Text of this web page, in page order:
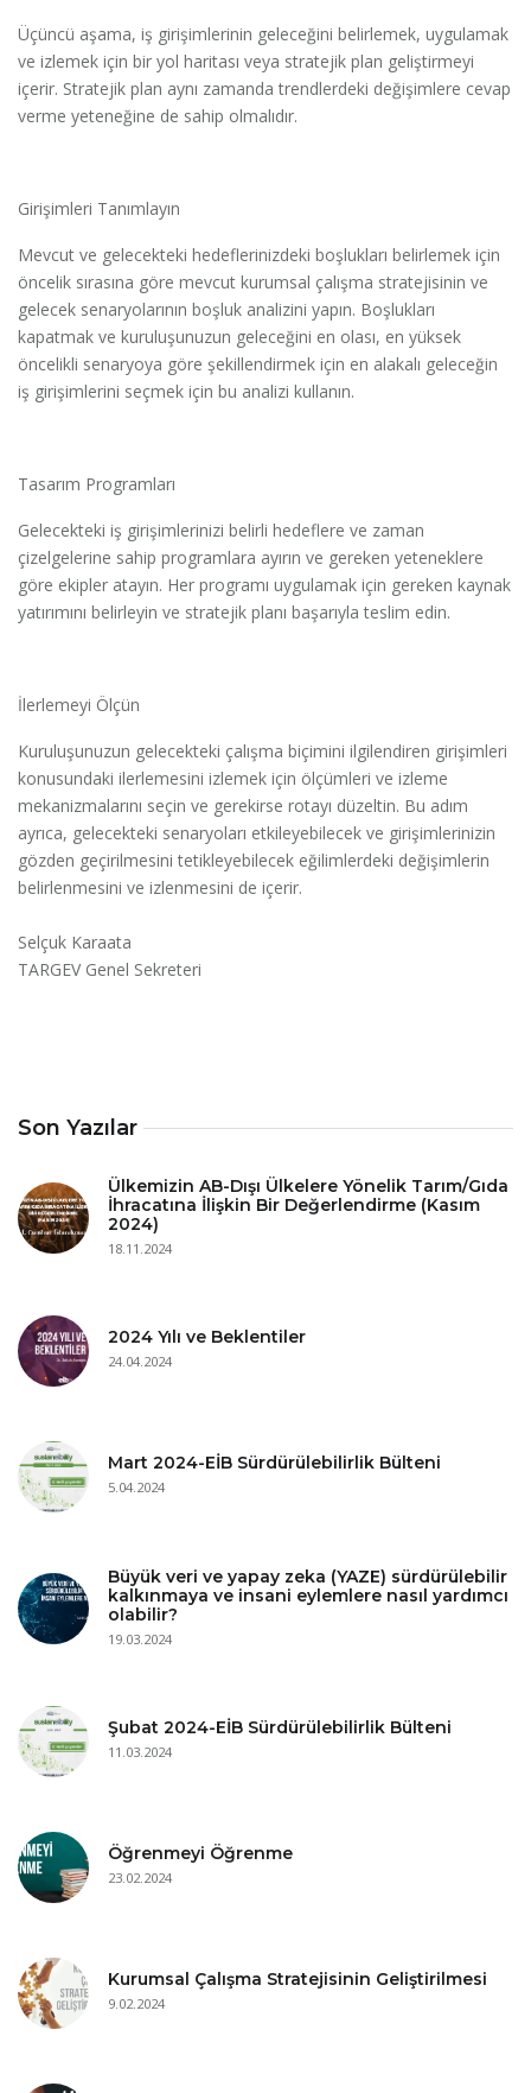
Son Yazılar
Ülkemizin AB-Dışı Ülkelere Yönelik Tarım/Gıda
İhracatına İlişkin Bir Değerlendirme (Kasım
2024)
18.11.2024
2024 Yılı ve Beklentiler
24.04.2024
Mart 2024-EİB Sürdürülebilirlik Bülteni
5.04.2024
Büyük veri ve yapay zeka (YAZE) sürdürülebilir
kalkınmaya ve insani eylemlere nasıl yardımcı
olabilir?
19.03.2024
Şubat 2024-EİB Sürdürülebilirlik Bülteni
11.03.2024
Öğrenmeyi Öğrenme
23.02.2024
Kurumsal Çalışma Stratejisinin Geliştirilmesi
9.02.2024
Üçüncü aşama, iş girişimlerinin geleceğini belirlemek, uygulamak
ve izlemek için bir yol haritası veya stratejik plan geliştirmeyi
içerir. Stratejik plan aynı zamanda trendlerdeki değişimlere cevap
verme yeteneğine de sahip olmalıdır.
Girişimleri Tanımlayın
Mevcut ve gelecekteki hedeflerinizdeki boşlukları belirlemek için
öncelik sırasına göre mevcut kurumsal çalışma stratejisinin ve
gelecek senaryolarının boşluk analizini yapın. Boşlukları
kapatmak ve kuruluşunuzun geleceğini en olası, en yüksek
öncelikli senaryoya göre şekillendirmek için en alakalı geleceğin
iş girişimlerini seçmek için bu analizi kullanın.
Tasarım Programları
Gelecekteki iş girişimlerinizi belirli hedeflere ve zaman
çizelgelerine sahip programlara ayırın ve gereken yeteneklere
göre ekipler atayın. Her programı uygulamak için gereken kaynak
yatırımını belirleyin ve stratejik planı başarıyla teslim edin.
İlerlemeyi Ölçün
Kuruluşunuzun gelecekteki çalışma biçimini ilgilendiren girişimleri
konusundaki ilerlemesini izlemek için ölçümleri ve izleme
mekanizmalarını seçin ve gerekirse rotayı düzeltin. Bu adım
ayrıca, gelecekteki senaryoları etkileyebilecek ve girişimlerinizin
gözden geçirilmesini tetikleyebilecek eğilimlerdeki değişimlerin
belirlenmesini ve izlenmesini de içerir.
Selçuk Karaata
TARGEV Genel Sekreteri